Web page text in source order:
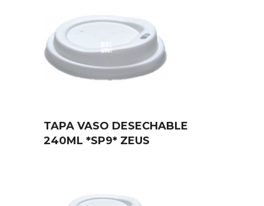
TAPA VASO DESECHABLE
240ML *SP9* ZEUS